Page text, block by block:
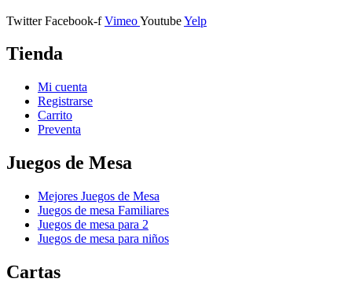
Twitter Facebook-f VimeoYoutubeYelp
Tienda
Mi cuenta
Registrarse
Carrito
Preventa
Juegos de Mesa
Mejores Juegos de Mesa
Juegos de mesa Familiares
Juegos de mesa para 2
Juegos de mesa para niños
Cartas